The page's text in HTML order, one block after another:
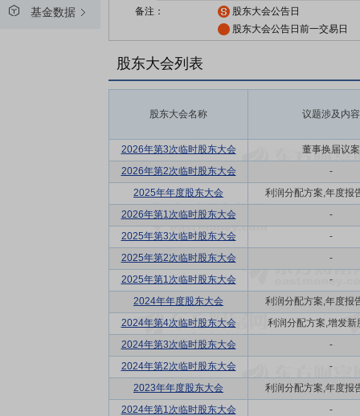
基金数据 备注：
股东大会公告日
股东大会公告日前一交易日
股东大会列表
股东大会名称 议题涉及内容
2026年第3次临时股东大会
董事换届议案
2026年第2次临时股东大会
-
2025年年度股东大会
利润分配方案,年度报
2026年第1次临时股东大会
-
2025年第3次临时股东大会
-
2025年第2次临时股东大会
-
2025年第1次临时股东大会
-
2024年年度股东大会
利润分配方案,年度报
2024年第4次临时股东大会
利润分配方案,增发新
2024年第3次临时股东大会
-
2024年第2次临时股东大会
-
2023年年度股东大会
利润分配方案,年度报
2024年第1次临时股东大会
-